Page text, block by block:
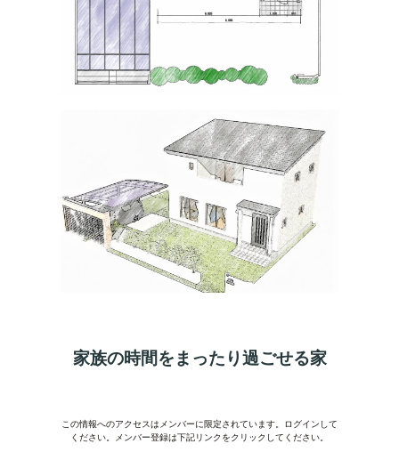
家族の時間をまったり過ごせる家
この情報へのアクセスはメンバーに限定されています。ログインして
ください。メンバー登録は下記リンクをクリックしてください。